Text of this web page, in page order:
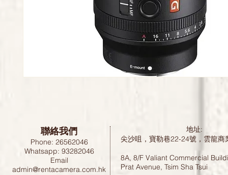
聯絡我們
Phone: 26562046
Whatsapp: 93282046
Email
admin@rentacamera.com.hk
地址:
尖沙咀，寶勒巷22-24號，雲龍
8A, 8/F Valiant Commercial
Prat Avenue, Tsim Sha Tsui